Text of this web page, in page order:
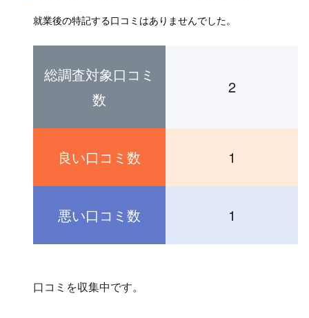
就業後の特記する口コミはありませんでした。
総調査対象口コミ
数
2
良い口コミ数 1
悪い口コミ数 1
口コミを収集中です。